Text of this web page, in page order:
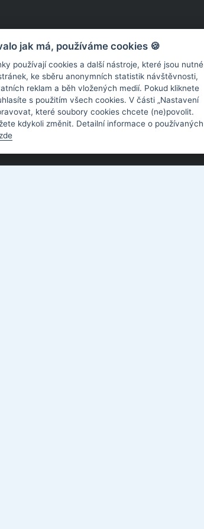
jak má, používáme cookies 🍪
používají cookies a další nástroje, které jsou nutné
ke sběru anonymních statistik návštěvnosti,
reklam a běh vložených medií. Pokud kliknete
s použitím všech cookies. V části „Nastavení
které soubory cookies chcete (ne)povolit.
kdykoli změnit. Detailní informace o používaných